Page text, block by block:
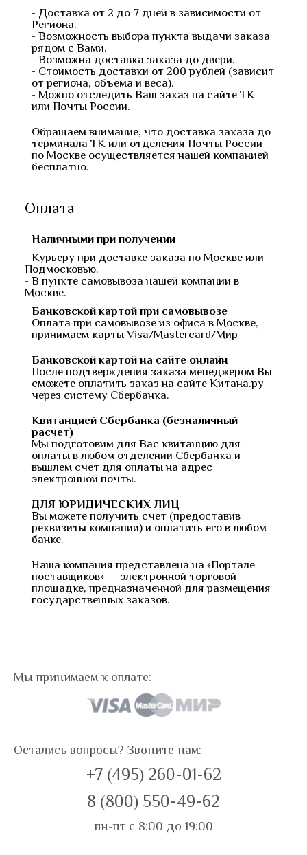
- Доставка от 2 до 7 дней в зависимости от
Региона.
- Возможность выбора пункта выдачи заказа
рядом с Вами.
- Возможна доставка заказа до двери.
- Стоимость доставки от 200 рублей (зависит
от региона, объема и веса).
- Можно отследить Ваш заказ на сайте ТК
или Почты России.
Обращаем внимание, что доставка заказа до
терминала ТК или отделения Почты России
по Москве осуществляется нашей компанией
бесплатно.
Оплата
Наличными при получении
- Курьеру при доставке заказа по Москве или
Подмосковью.
- В пункте самовывоза нашей компании в
Москве.
Банковской картой при самовывозе
Оплата при самовывозе из офиса в Москве,
принимаем карты Visa/Mastercard/Мир
Банковской картой на сайте онлайн
После подтверждения заказа менеджером Вы
сможете оплатить заказ на сайте Китана.ру
через систему Сбербанка.
Квитанцией Сбербанка (безналичный
расчет)
Мы подготовим для Вас квитанцию для
оплаты в любом отделении Сбербанка и
вышлем счет для оплаты на адрес
электронной почты.
ДЛЯ ЮРИДИЧЕСКИХ ЛИЦ
Вы можете получить счет (предоставив
реквизиты компании) и оплатить его в любом
банке.
Наша компания представлена на «Портале
поставщиков» — электронной торговой
площадке, предназначенной для размещения
государственных заказов.
Мы принимаем к оплате:
Остались вопросы? Звоните нам:
+7 (495) 260-01-62
8 (800) 550-49-62
пн-пт с 8:00 до 19:00